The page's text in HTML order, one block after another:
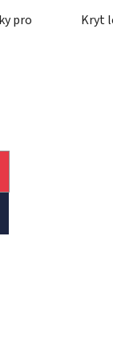
k
pro
Kryt